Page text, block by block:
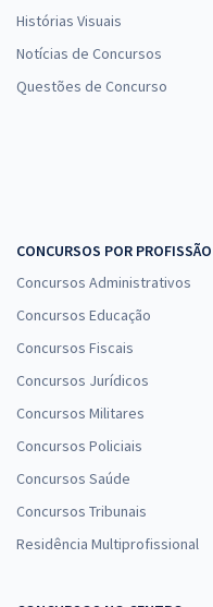
Histórias Visuais
Notícias de Concursos
Questões de Concurso
CONCURSOS POR PROFISSÃO
Concursos Administrativos
Concursos Educação
Concursos Fiscais
Concursos Jurídicos
Concursos Militares
Concursos Policiais
Concursos Saúde
Concursos Tribunais
Residência Multiprofissional